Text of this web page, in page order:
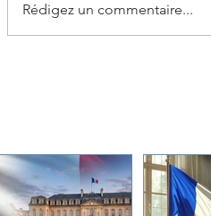
Rédigez un commentaire...